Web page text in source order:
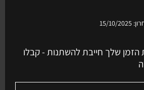
2025
הזמן שלך חייבת להשתנות - קבלו